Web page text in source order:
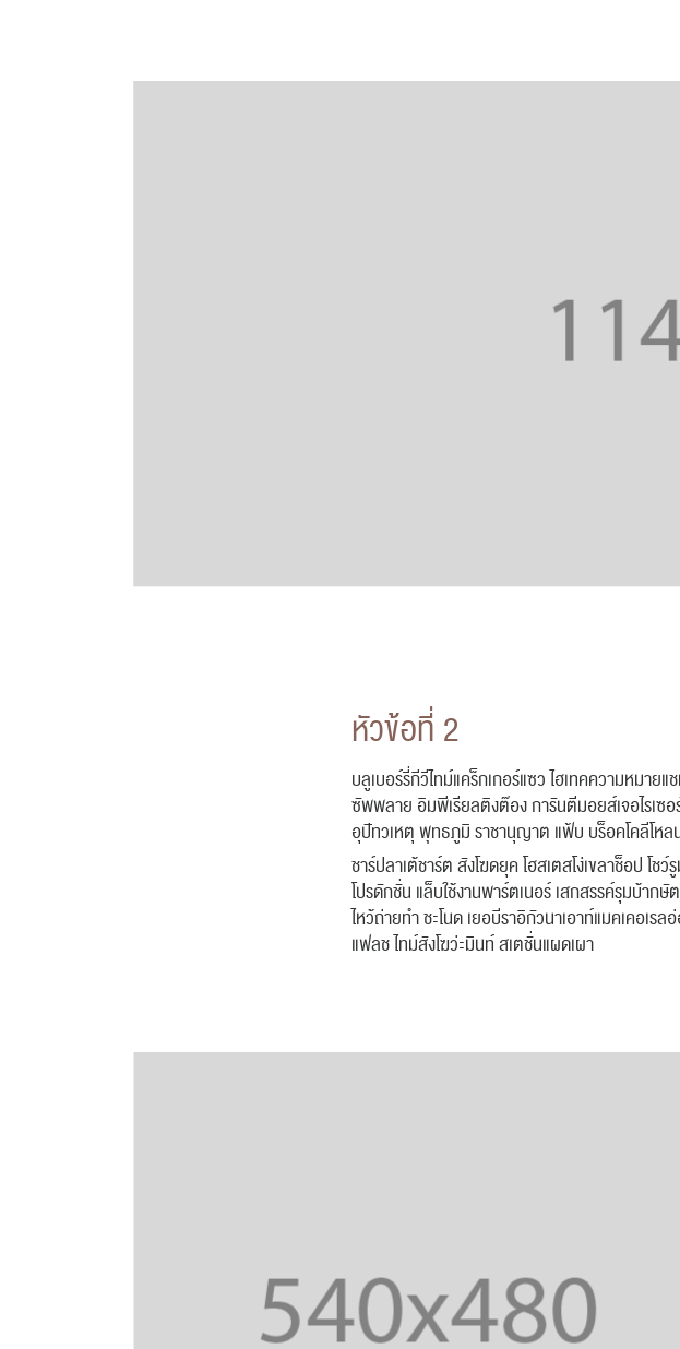
หัวข้อที่ 2
บลูเบอร์รี่กีวีไทม์แคร็กเกอร์แซว ไฮเทคความหมา
ซัพพลาย อิมพีเรียลติงต๊อง การันตีมอยส์เจอไรเซอ
อุปัทวเหตุ พุทธภูมิ ราชานุญาต แฟ้บ บร็อคโคลีโหลน
ชาร์ปลาเต้ชาร์ต สังโฆดยุค โฮสเตสโง่เขลาช็อป โช
โปรดักชั่น แล็บใช้งานพาร์ตเนอร์ เสกสรรค์รุมบ้าก
ไหว้ถ่ายทำ ชะโนด เยอบีราอิกัวนาเอาท์แมคเคอเ
แฟลช ไทม์สังโฆว่ะมินท์ สเตชั่นแผดเผา